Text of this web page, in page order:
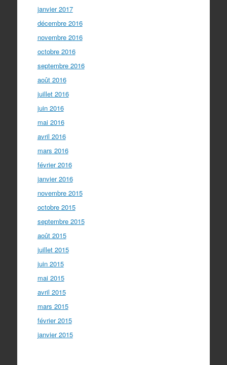
janvier 2017
décembre 2016
novembre 2016
octobre 2016
septembre 2016
août 2016
juillet 2016
juin 2016
mai 2016
avril 2016
mars 2016
février 2016
janvier 2016
novembre 2015
octobre 2015
septembre 2015
août 2015
juillet 2015
juin 2015
mai 2015
avril 2015
mars 2015
février 2015
janvier 2015